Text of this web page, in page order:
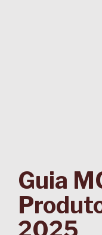
Guia